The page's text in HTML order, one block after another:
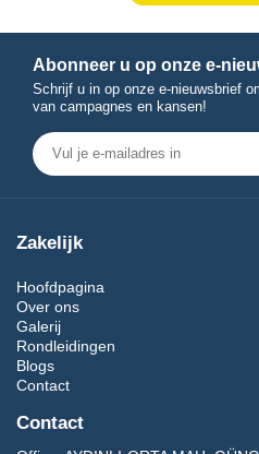
Abonneer u op onze e-
Schrijf u in op onze e-nieuwsbrief
van campagnes en kansen!
Zakelijk
Hoofdpagina
Over ons
Galerij
Rondleidingen
Blogs
Contact
Contact